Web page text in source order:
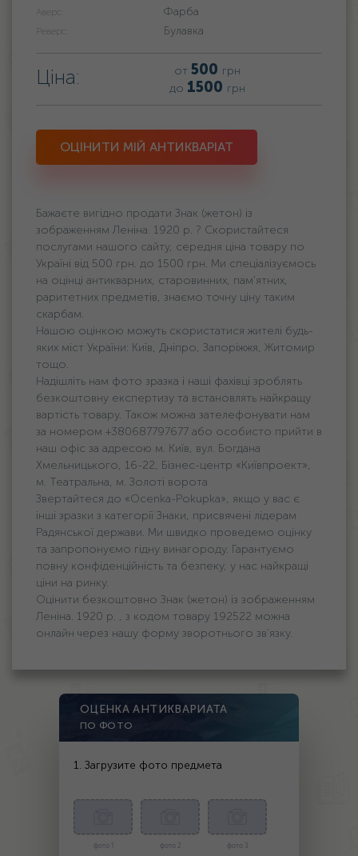
Аверс: Фарба
Реверс: Булавка
Ціна: от 500 грн
до 1500 грн
ОЦІНИТИ МІЙ АНТИКВАРІАТ
Бажаєте вигідно продати Знак (жетон) із
зображенням Леніна. 1920 р. ? Скористайтеся
послугами нашого сайту, середня ціна товару по
Україні від 500 грн. дo 1500 грн. Ми спеціалізуємось
на оцінці антикварних, старовинних, пам'ятних,
раритетних предметів, знаємо точну ціну таким
скарбам.
Нашою оцінкою можуть скористатися жителі будь-
яких міст України: Київ, Дніпро, Запоріжжя, Житомир
тощо.
Надішліть нам фото зразка і наші фахівці зроблять
безкоштовну експертизу та встановлять найкращу
вартість товару. Також можна зателефонувати нам
за номером +380687797677 або особисто прийти в
наш офіс за адресою м. Київ, вул. Богдана
Хмельницького, 16-22, Бізнес-центр «Київпроект»,
м. Театральна, м. Золоті ворота
Звертайтеся до «Ocenka-Pokupka», якщо у вас є
інші зразки з категорії Знаки, присвячені лідерам
Радянської держави. Ми швидко проведемо оцінку
та запропонуємо гідну винагороду. Гарантуємо
повну конфіденційність та безпеку, у нас найкращі
ціни на ринку.
Оцінити безкоштовно Знак (жетон) із зображенням
Леніна. 1920 р. , з кодом товару 192522 можна
онлайн через нашу форму зворотнього зв'язку.
ОЦЕНКА АНТИКВАРИАТА
ПО ФОТО
1. Загрузите фото предмета
фото 1 фото 2 фото 3